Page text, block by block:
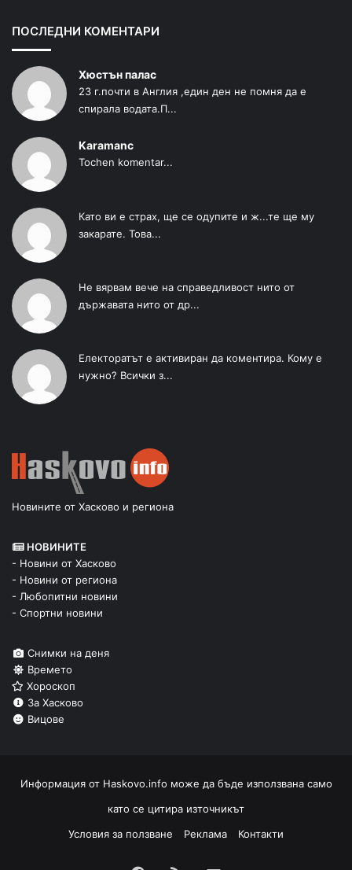
ПОСЛЕДНИ КОМЕНТАРИ
Хюстън палас
23 г.почти в Англия ,един ден не помня да е
спирала водата.П...
Karamanc
Tochen komentar...
Като ви е страх, ще се одупите и ж...те ще му
закарате. Това...
Не вярвам вече на справедливост нито от
държавата нито от др...
Електоратът е активиран да коментира. Кому е
нужно? Всички з...
Новините от Хасково и региона
НОВИНИТЕ
- Новини от Хасково
- Новини от региона
- Любопитни новини
- Спортни новини
Снимки на деня
Времето
Хороскоп
За Хасково
Вицове
Информация от Haskovo.info може да бъде използвана само
като се цитира източникът
Условия за ползване
Реклама Контакти